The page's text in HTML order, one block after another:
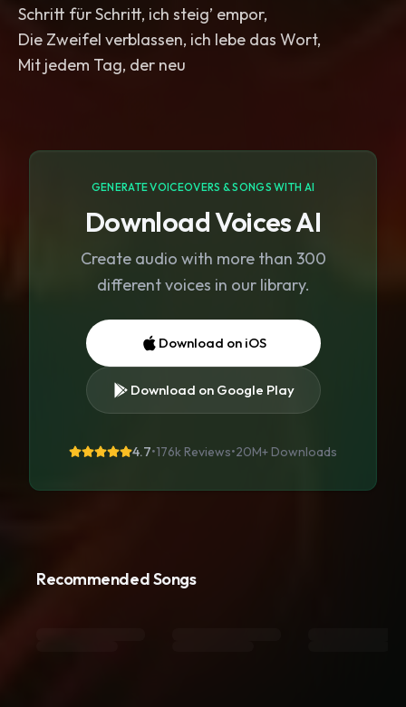
Schritt für Schritt, ich steig’ empor,
Die Zweifel verblassen, ich lebe das Wort,
Mit jedem Tag, der neu
GENERATE VOICEOVERS & SONGS WITH AI
Download Voices AI
Create audio with more than 300
different voices in our library.
Download on iOS
Download on Google Play
4.7•176k Reviews•20M+ Downloads
Recommended Songs